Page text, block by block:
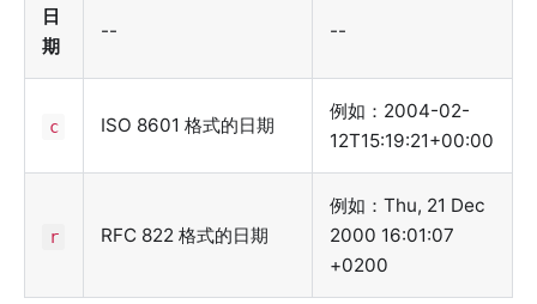
日
期
-- --
c ISO 8601 格式的日期
例如：2004-02-
12T15:19:21+00:00
r RFC 822 格式的日期
例如：Thu, 21 Dec
2000 16:01:07
+0200